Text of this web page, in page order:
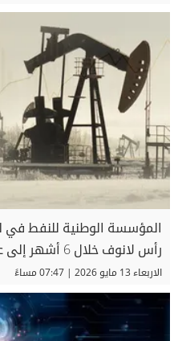
المؤسسة الوطنية للنفط في
رأس لانوف خلال 6 أشهر إلى عام
الاربعاء 13 مايو 2026 | 07:47 مساءً